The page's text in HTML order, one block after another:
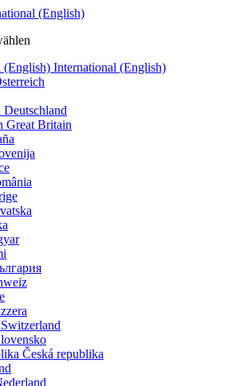
(English)
International (English)
Deutschland
Great Britain
Switzerland
Česká republika